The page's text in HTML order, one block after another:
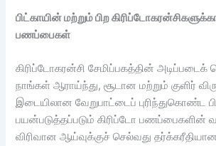
பிட்காயின் மற்றும் பிற
பணப்பைகள்
கிரிப்டோகரன்சி சேமிப்பகத்தின்
நாங்கள் ஆராய்ந்து, சூடான மற்றும் குளிர்
இடையிலான வேறுபாட்டைப் புரிந்துகொண்ட
பயன்படுத்தப்படும் கிரிப்டோ பணப்பைகளின்
விரிவான ஆய்வுக்குச் செல்வது